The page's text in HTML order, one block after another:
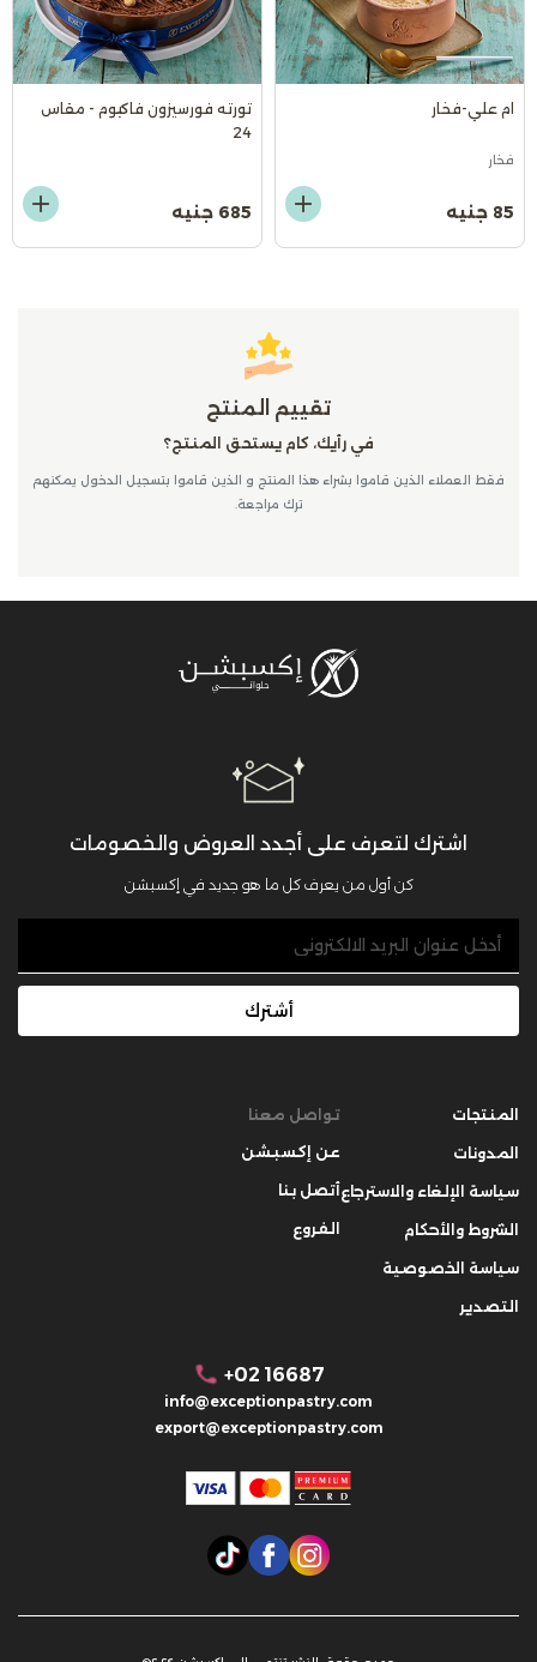
ام علي-فخار
فخار
85 جنيه
تورته فورسيزون فاكيوم - مقاس
24
685 جنيه
تقييم المنتج
في رأيك، كام يستحق المنتج؟
فقط العملاء الذين قاموا بشراء هذا المنتج و الذين قاموا بتسجيل الدخول يمكنهم
ترك مراجعة.
اشترك لتعرف على أجدد العروض والخصومات
كن أول من يعرف كل ما هو جديد في إكسبشن
أشترك
المنتجات
المدونات
سياسة الإلغاء والاسترجاع
الشروط والأحكام
سياسة الخصوصية
التصدير
تواصل معنا
عن إكسبشن
أتصل بنا
الفروع
+02 16687
info@exceptionpastry.com
export@exceptionpastry.com